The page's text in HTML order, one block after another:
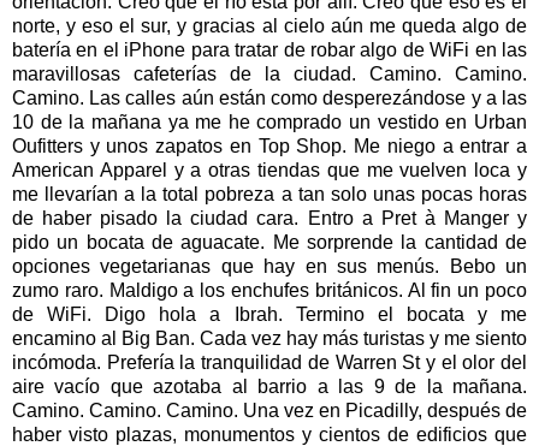
norte, y eso el sur, y gracias al cielo aún me queda algo de
batería en el iPhone para tratar de robar algo de WiFi en las
maravillosas cafeterías de la ciudad. Camino. Camino.
Camino. Las calles aún están como desperezándose y a las
10 de la mañana ya me he comprado un vestido en Urban
Oufitters y unos zapatos en Top Shop. Me niego a entrar a
American Apparel y a otras tiendas que me vuelven loca y
me llevarían a la total pobreza a tan solo unas pocas horas
de haber pisado la ciudad cara. Entro a Pret à Manger y
pido un bocata de aguacate. Me sorprende la cantidad de
opciones vegetarianas que hay en sus menús. Bebo un
zumo raro. Maldigo a los enchufes británicos. Al fin un poco
de WiFi. Digo hola a Ibrah. Termino el bocata y me
encamino al Big Ban. Cada vez hay más turistas y me siento
incómoda. Prefería la tranquilidad de Warren St y el olor del
aire vacío que azotaba al barrio a las 9 de la mañana.
Camino. Camino. Camino. Una vez en Picadilly, después de
haber visto plazas, monumentos y cientos de edificios que